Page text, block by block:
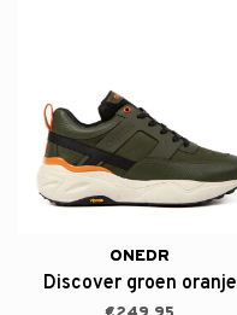
ONEDR
Discover groen oranje